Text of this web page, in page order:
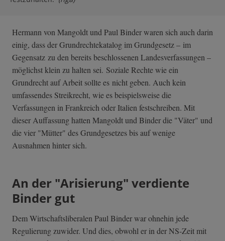
Hermann von Mangoldt und Paul Binder waren sich auch darin
einig, dass der Grundrechtekatalog im Grundgesetz – im
Gegensatz zu den bereits beschlossenen Landesverfassungen –
möglichst klein zu halten sei. Soziale Rechte wie ein
Grundrecht auf Arbeit sollte es nicht geben. Auch kein
umfassendes Streikrecht, wie es beispielsweise die
Verfassungen in Frankreich oder Italien festschreiben. Mit
dieser Auffassung hatten Mangoldt und Binder die "Väter" und
die vier "Mütter" des Grundgesetzes bis auf wenige
Ausnahmen hinter sich.
An der "Arisierung" verdiente
Binder gut
Dem Wirtschaftsliberalen Paul Binder war ohnehin jede
Regulierung zuwider. Und dies, obwohl er in der NS-Zeit mit